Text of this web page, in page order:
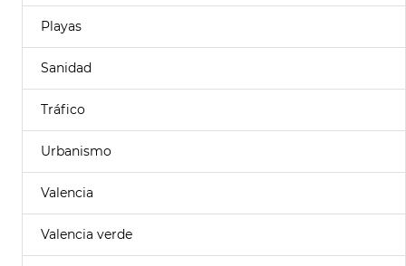
Playas
Sanidad
Tráfico
Urbanismo
Valencia
Valencia verde